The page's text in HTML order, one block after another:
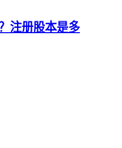
注册股本是多